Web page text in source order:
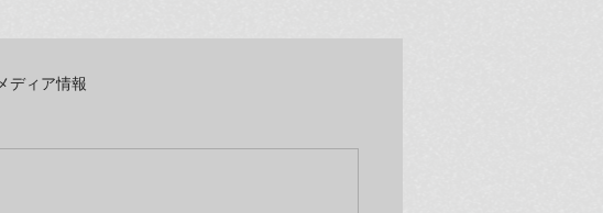
ディア情報